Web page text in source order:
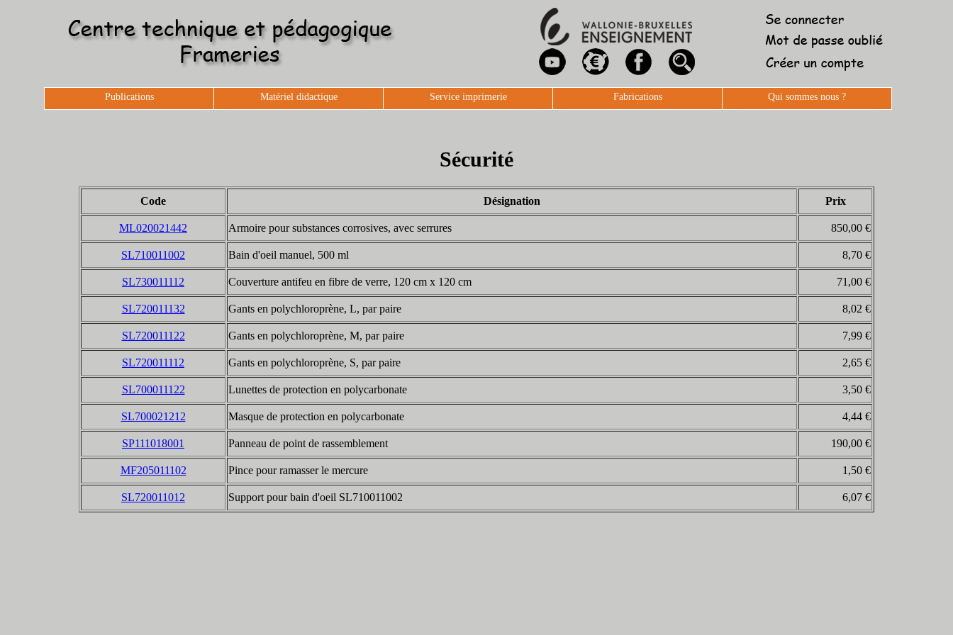
Publications Matériel didactique Service imprimerie Fabrications Qui sommes nous ?
Sécurité
Code Désignation Prix
ML020021442 Armoire pour substances corrosives, avec serrures 850,00 €
SL710011002 Bain d'oeil manuel, 500 ml 8,70 €
SL730011112 Couverture antifeu en fibre de verre, 120 cm x 120 cm 71,00 €
SL720011132 Gants en polychloroprène, L, par paire 8,02 €
SL720011122 Gants en polychloroprène, M, par paire 7,99 €
SL720011112 Gants en polychloroprène, S, par paire 2,65 €
SL700011122 Lunettes de protection en polycarbonate 3,50 €
SL700021212 Masque de protection en polycarbonate 4,44 €
SP111018001 Panneau de point de rassemblement 190,00 €
MF205011102 Pince pour ramasser le mercure 1,50 €
SL720011012 Support pour bain d'oeil SL710011002 6,07 €